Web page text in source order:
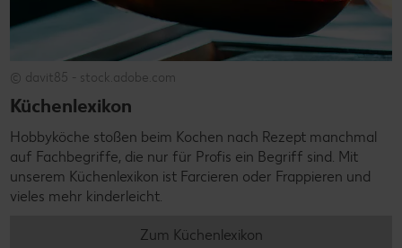
© davit85 - stock.adobe.com
Küchenlexikon
Hobbyköche stoßen beim Kochen nach Rezept manchmal
auf Fachbegriffe, die nur für Profis ein Begriff sind. Mit
unserem Küchenlexikon ist Farcieren oder Frappieren und
vieles mehr kinderleicht.
Zum Küchenlexikon